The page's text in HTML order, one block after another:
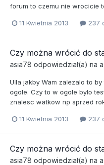
forum to czemu nie wrocicie
11 Kwietnia 2013 237
Czy można wrócić do
asia78 odpowiedział(a) na
Ulla jakby Wam zalezalo to
ogole. Czy to w ogole bylo
znalesc watkow np sprzed
11 Kwietnia 2013 237
Czy można wrócić do
asia78 odpowiedział(a) na